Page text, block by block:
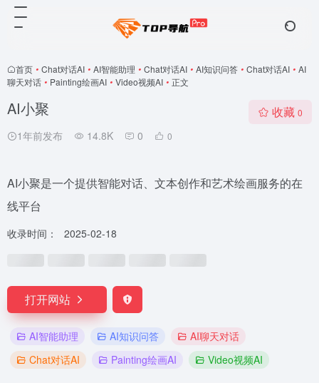
首页 • Chat对话AI • AI智能助理 • Chat对话AI • AI知识问答 • Chat对话AI • AI
聊天对话 • Painting绘画AI • Video视频AI • 正文
AI小聚
1年前发布 14.8K 0 0
收藏 0
AI小聚是一个提供智能对话、文本创作和艺术绘画服务的在
线平台
收录时间： 2025-02-18
打开网站
AI智能助理 AI知识问答
AI聊天对话
Chat对话AI
Painting绘画AI Video视频AI